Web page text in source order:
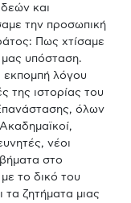
και
την προσωπική
Πως χτίσαμε
μας υπόσταση.
εκπομπή λόγου
της ιστορίας του
όλων
νέοι
στο
το δικό του
ζητήματα μιας